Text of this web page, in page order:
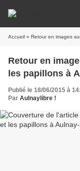
Accueil » Retour en images
Retour en
les papillons à
Publié le 18/06/2015 à
Par Aulnaylibre !